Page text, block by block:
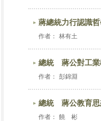
蔣總統力行認識
作者： 林有土
總統 蔣公對工業
作者： 彭錦淵
總統 蔣公教育思
作者： 饒 彬